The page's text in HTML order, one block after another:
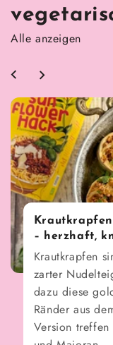
Alle anzeigen
– herzhaft,
Krautkrapfen
zarter
dazu diese
Ränder aus
Version treffen